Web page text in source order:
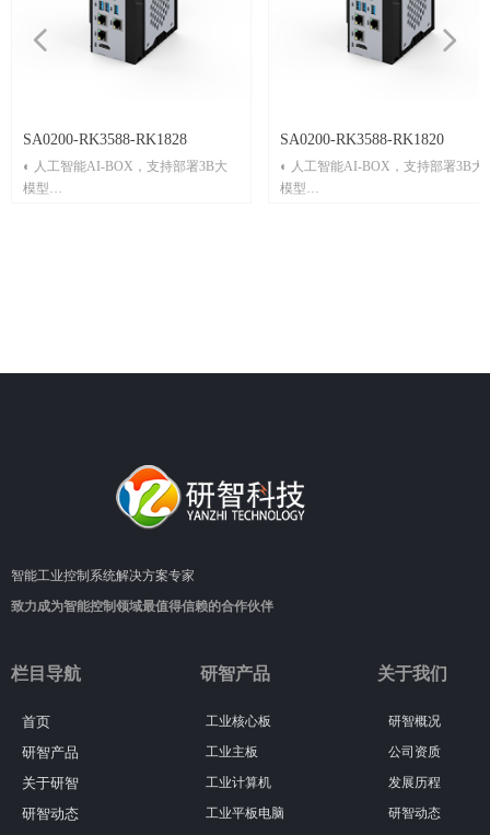
SA0200-RK3588-RK1828
◐ 人工智能AI-BOX，支持部署3B大
模型
◐ 支持DIN轨道、壁挂式安装
SA0200-RK3588-RK1820
◐ 人工智能AI-BOX，支持部署3B大
模型
넳 넲
栏目导航
首页
研智产品
关于研智
研智动态
工业核心板
工业主板
工业计算机
工业平板电脑
研智产品
研智概况
公司资质
发展历程
研智动态
关于我们
智能工业控制系统解决方案专家
致力成为智能控制领域最值得信赖的合作伙伴